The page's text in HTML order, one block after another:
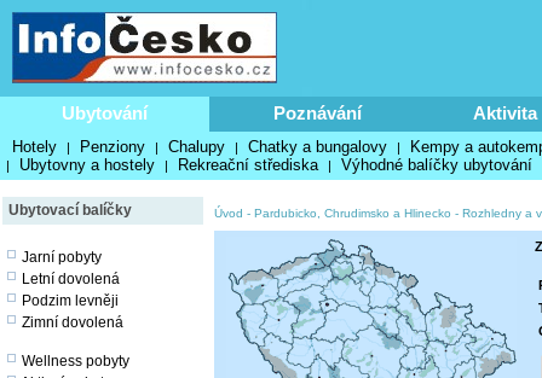
Ubytování Poznávání Aktivita
Hotely | Penziony | Chalupy | Chatky a bungalovy | Kempy a
| Ubytovny a hostely | Rekreační střediska | Výhodné balíčky ubytování
Ubytovací balíčky
Jarní pobyty
Letní dovolená
Podzim levněji
Zimní dovolená
Wellness pobyty
Úvod - Pardubicko, Chrudimsko a Hlinecko - Rozhledny a